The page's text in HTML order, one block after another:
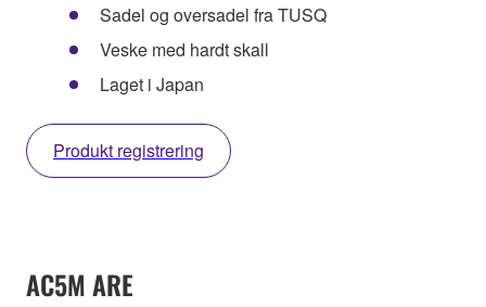
Sadel og oversadel fra TUSQ
Veske med hardt skall
Laget i Japan
Produkt registrering
AC5M ARE